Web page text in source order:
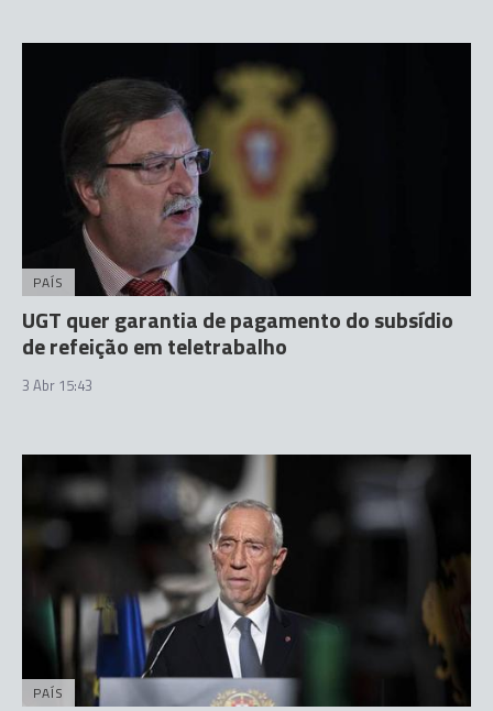
PAÍS
UGT quer garantia de pagamento do subsídio
de refeição em teletrabalho
3 Abr 15:43
PAÍS